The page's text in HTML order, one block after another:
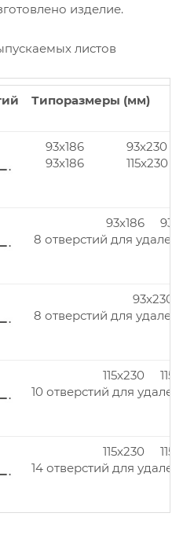
изделие.
листов
Типоразмеры (мм)
93x186
93x186
93x230
115x230
93x186
8 отверстий для
93x230
8 отверстий для
115x230
10 отверстий для
115x230
14 отверстий для